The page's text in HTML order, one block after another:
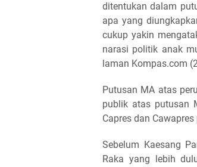
ditentukan dalam
apa yang
cukup yakin
narasi politik anak
laman Kompas.com
Putusan MA atas
publik atas putusan
Capres dan
Sebelum Kaesang
Raka yang lebih